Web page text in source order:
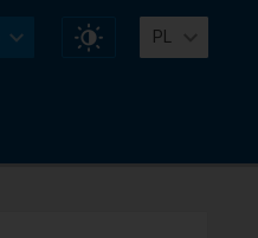
Zmień
kontrast
PL